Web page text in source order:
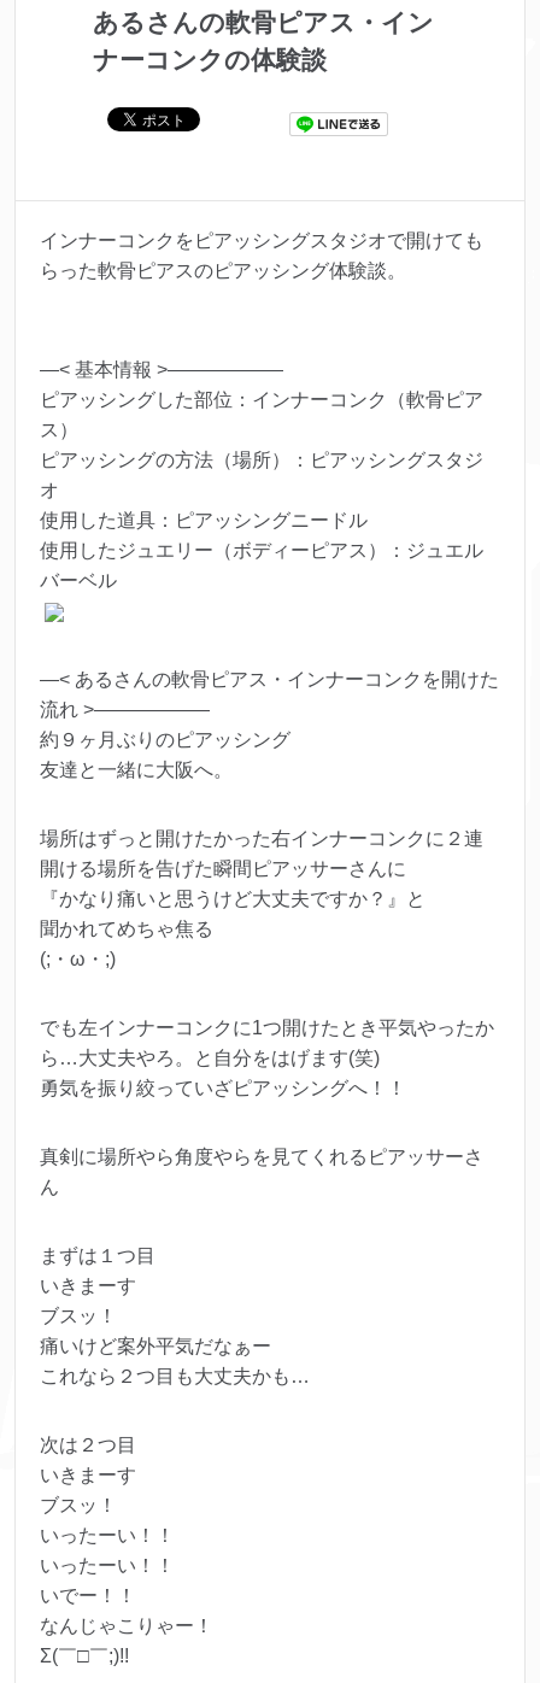
あるさんの軟骨ピアス・イン
ナーコンクの体験談
インナーコンクをピアッシングスタジオで開けても
らった軟骨ピアスのピアッシング体験談。
—< 基本情報 >——————
ピアッシングした部位：インナーコンク（軟骨ピア
ス）
ピアッシングの方法（場所）：ピアッシングスタジ
オ
使用した道具：ピアッシングニードル
使用したジュエリー（ボディーピアス）：ジュエル
バーベル
—< あるさんの軟骨ピアス・インナーコンクを開けた
流れ >——————
約９ヶ月ぶりのピアッシング
友達と一緒に大阪へ。
場所はずっと開けたかった右インナーコンクに２連
開ける場所を告げた瞬間ピアッサーさんに
『かなり痛いと思うけど大丈夫ですか？』と
聞かれてめちゃ焦る
(;・ω・;)
でも左インナーコンクに1つ開けたとき平気やったか
ら…大丈夫やろ。と自分をはげます(笑)
勇気を振り絞っていざピアッシングへ！！
真剣に場所やら角度やらを見てくれるピアッサーさ
ん
まずは１つ目
いきまーす
ブスッ！
痛いけど案外平気だなぁー
これなら２つ目も大丈夫かも…
次は２つ目
いきまーす
ブスッ！
いったーい！！
いったーい！！
いでー！！
なんじゃこりゃー！
Σ(￣□￣;)!!